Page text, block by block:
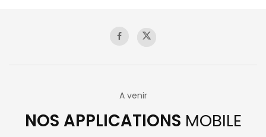
A venir
NOS APPLICATIONS MOBILE